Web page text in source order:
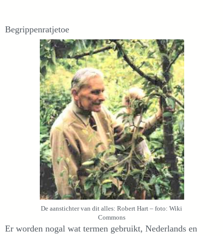
Begrippenratjetoe
De aanstichter van dit alles: Robert Hart – foto: Wiki
Commons
Er worden nogal wat termen gebruikt, Nederlands en